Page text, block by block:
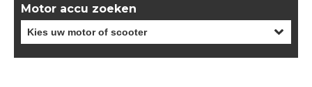
Motor accu zoeken